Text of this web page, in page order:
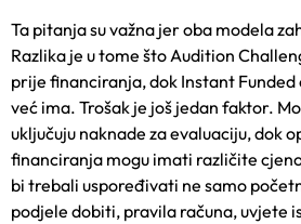
Ta pitanja su važna jer oba modela
Razlika je u tome što Audition
prije financiranja, dok Instant
već ima. Trošak je još jedan faktor.
uključuju naknade za evaluaciju, dok
financiranja mogu imati različite
bi trebali uspoređivati ne samo
podjele dobiti, pravila računa, uvjete